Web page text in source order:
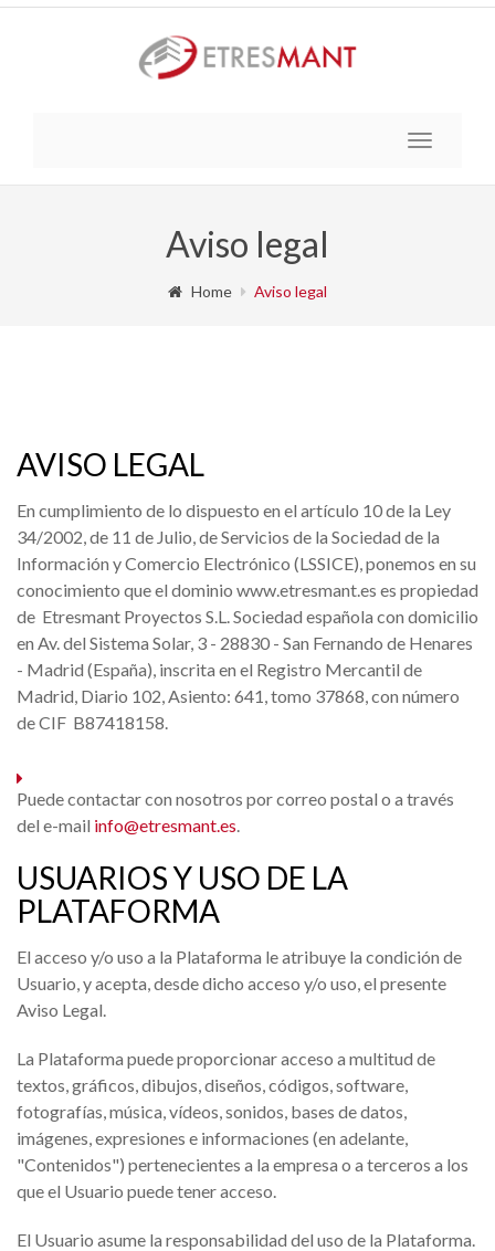
Toggle
Aviso legal
Home Aviso legal
AVISO LEGAL
En cumplimiento de lo dispuesto en el artículo 10 de la Ley
34/2002, de 11 de Julio, de Servicios de la Sociedad de la
Información y Comercio Electrónico (LSSICE), ponemos en su
conocimiento que el dominio www.etresmant.es es propiedad
de Etresmant Proyectos S.L. Sociedad española con domicilio
en Av. del Sistema Solar, 3 - 28830 - San Fernando de Henares
- Madrid (España), inscrita en el Registro Mercantil de
Madrid, Diario 102, Asiento: 641, tomo 37868, con número
de CIF B87418158.
Puede contactar con nosotros por correo postal o a través
del e-mail info@etresmant.es.
USUARIOS Y USO DE LA
PLATAFORMA
El acceso y/o uso a la Plataforma le atribuye la condición de
Usuario, y acepta, desde dicho acceso y/o uso, el presente
Aviso Legal.
La Plataforma puede proporcionar acceso a multitud de
textos, gráficos, dibujos, diseños, códigos, software,
fotografías, música, vídeos, sonidos, bases de datos,
imágenes, expresiones e informaciones (en adelante,
"Contenidos") pertenecientes a la empresa o a terceros a los
que el Usuario puede tener acceso.
El Usuario asume la responsabilidad del uso de la Plataforma.